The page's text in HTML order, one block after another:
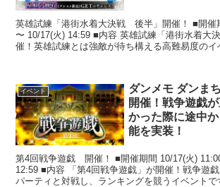
英雄試練「港街水着大決戦 後半」開催！ ■開催期間 9/22(金) 11:00
〜 10/17(火) 14:59 ■内容 英雄試練「港街水着大決戦 後半」が開
催！英雄試練とは強敵が待ち構える高難易度の
イベント
ダンメモ ダンま
開催！戦争遊戯
かった際に途中
能を実装！
第4回戦争遊戯 開催！ ■開催期間 10/17(火) 11:00 〜 10/23(月)
12:59 ■内容 「第4回戦争遊戯」が開催！戦争遊戯は他プレイヤーの